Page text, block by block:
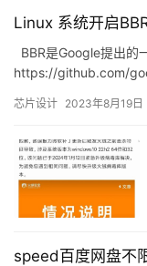
Linux 系统开启
BBR是Google提出的
https://github.com/
芯片设计 2023年8月19日
speed百度网盘不